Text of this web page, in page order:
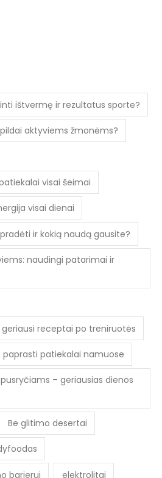
ištvermę ir rezultatus sporte?
aktyviems žmonėms?
visai šeimai
visai dienai
ir kokią naudą gausite?
naudingi patarimai ir
receptai po treniruotės
patiekalai namuose
– geriausias dienos
Be glitimo desertai
barjerui elektrolitai